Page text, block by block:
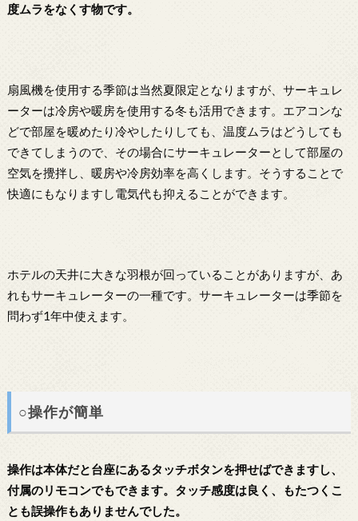
度ムラをなくす物です。
扇風機を使用する季節は当然夏限定となりますが、サーキュレ
ーターは冷房や暖房を使用する冬も活用できます。エアコンな
どで部屋を暖めたり冷やしたりしても、温度ムラはどうしても
できてしまうので、その場合にサーキュレーターとして部屋の
空気を攪拌し、暖房や冷房効率を高くします。そうすることで
快適にもなりますし電気代も抑えることができます。
ホテルの天井に大きな羽根が回っていることがありますが、あ
れもサーキュレーターの一種です。サーキュレーターは季節を
問わず1年中使えます。
○操作が簡単
操作は本体だと台座にあるタッチボタンを押せばできますし、
付属のリモコンでもできます。タッチ感度は良く、もたつくこ
とも誤操作もありませんでした。